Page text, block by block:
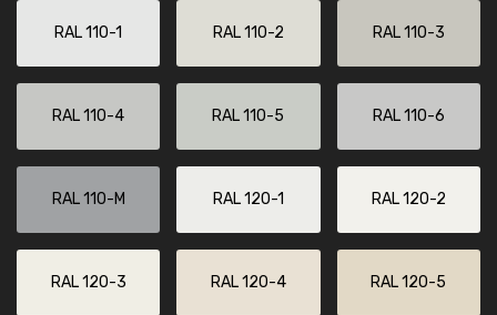
RAL 110-1 RAL 110-2 RAL 110-3
RAL 110-4 RAL 110-5 RAL 110-6
RAL 110-M RAL 120-1 RAL 120-2
RAL 120-3 RAL 120-4 RAL 120-5